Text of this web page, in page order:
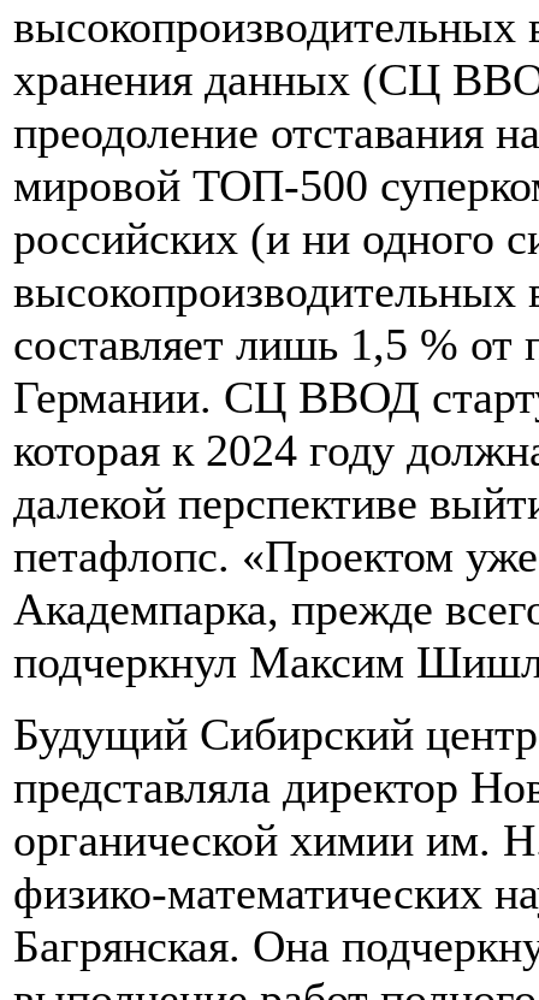
хранения данных (СЦ
преодоление отставания
мировой ТОП-500
российских (и ни одного
составляет лишь 1,5 %
Германии. СЦ ВВОД
которая к 2024 году
далекой перспективе
петафлопс. «Проектом
Академпарка, прежде
подчеркнул Максим
Будущий Сибирский
представляла директор
органической химии им.
физико-математических
Багрянская. Она